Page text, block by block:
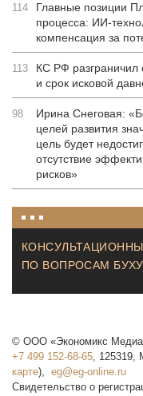
114
Главные позиции
процесса: ИИ-
компенсация за
113
КС РФ разграничил
и срок исковой
98
Ирина Снеговая:
целей развития
цель будет
отсутствие
рисков»
ПО ВОПРОСАМ
© ООО «Экономикс
+7 499 152-68-65, 125319,
карте),
Свидетельство о